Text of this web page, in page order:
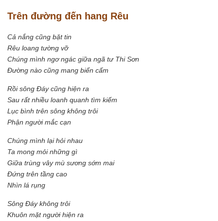
Trên đường đến hang Rêu
Cả nắng cũng bặt tin
Rêu loang tường vỡ
Chúng mình ngơ ngác giữa ngã tư Thi Sơn
Đường nào cũng mang biển cấm
Rồi sông Đáy cũng hiện ra
Sau rất nhiều loanh quanh tìm kiếm
Lục bình trên sông không trôi
Phận người mắc cạn
Chúng mình lại hỏi nhau
Ta mong mỏi những gì
Giữa trùng vây mù sương sớm mai
Đứng trên tầng cao
Nhìn lá rụng
Sông Đáy không trôi
Khuôn mặt người hiện ra